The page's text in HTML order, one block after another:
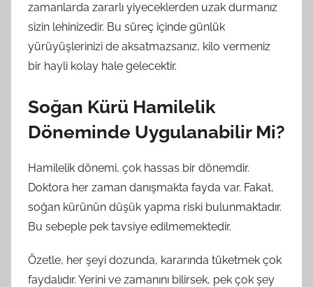
zamanlarda zararlı yiyeceklerden uzak durmanız
sizin lehinizedir. Bu süreç içinde günlük
yürüyüşlerinizi de aksatmazsanız, kilo vermeniz
bir hayli kolay hale gelecektir.
Soğan Kürü Hamilelik
Döneminde Uygulanabilir Mi?
Hamilelik dönemi, çok hassas bir dönemdir.
Doktora her zaman danışmakta fayda var. Fakat,
soğan kürünün düşük yapma riski bulunmaktadır.
Bu sebeple pek tavsiye edilmemektedir.
Özetle, her şeyi dozunda, kararında tüketmek çok
faydalıdır. Yerini ve zamanını bilirsek, pek çok şey